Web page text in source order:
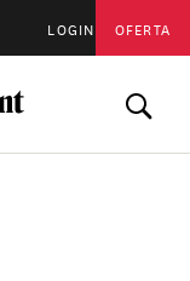
LOGIN OFERTA